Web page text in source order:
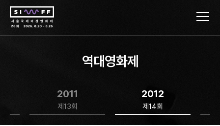
역대영화제
2011
제13회
2012
제14회